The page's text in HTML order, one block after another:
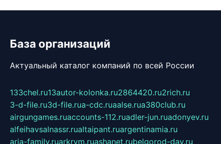
База организаций
Актуальный каталог компаний по всей России
133chel.ru13autor-kolonka.ru2864420.ru2rich.ru
3-d-file.ru3d-file.rua-cdc.ruaalse.rua380club.ru
airgungames.ruaccounts-112.ruadler-jun.ruadonyev.ru
alfeihavsalnassr.rualtaipant.ruargentinamia.ru
aria-family.ruarkrym.ruashanet.rubelgorod-day.ru